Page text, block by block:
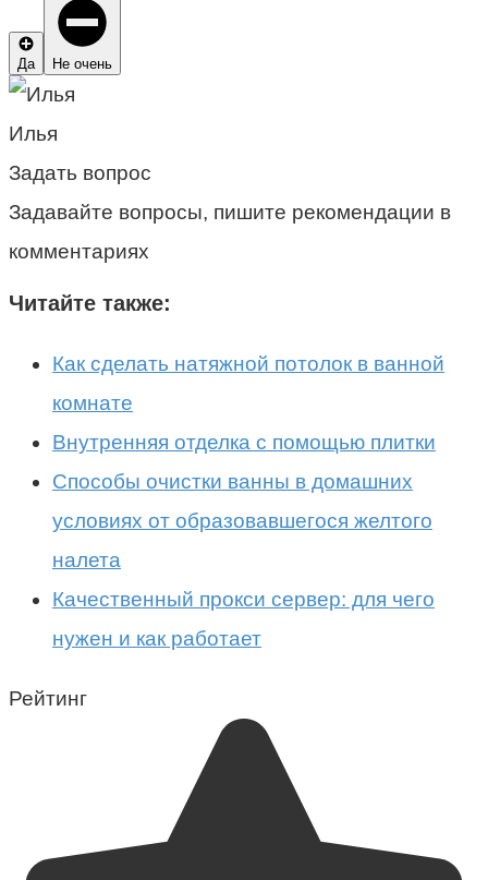
Да Не очень
Илья
Задать вопрос
Задавайте вопросы, пишите рекомендации в
комментариях
Читайте также:
Как сделать натяжной потолок в ванной
комнате
Внутренняя отделка с помощью плитки
Способы очистки ванны в домашних
условиях от образовавшегося желтого
налета
Качественный прокси сервер: для чего
нужен и как работает
Рейтинг